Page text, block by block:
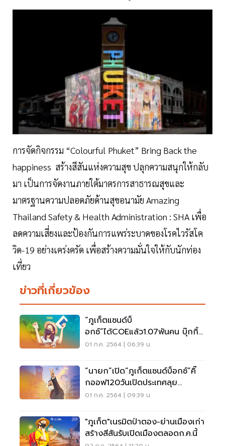
การจัดกิจกรรม “Colourful Phuket” Bring Back the
happiness สร้างสีสันแห่งความสุข ปลุกความสนุกให้กลับ
มา เป็นการจัดงานภายใต้มาตรการสาธารณสุขและ
มาตรฐานความปลอดภัยด้านสุขอนามัย Amazing
Thailand Safety & Health Administration : SHA เพื่อ
ลดความเสี่ยงและป้องกันการแพร่ระบาดของโรคไวรัสโค
วิด-19 อย่างเคร่งครัด เพื่อสร้างความมั่นใจให้กับนักท่อง
เที่ยว
ข่าวที่เกี่ยวข้อง
“ภูเก็ตแซนด์บ็
อกซ์”ได้COEแล้ว1.07พันคน บุ๊กกิ้ง
โรงแรม2.4หมื่นรูมไนท์
01 ก.ค. 2564 | 06:39 น.
“นายก”เปิด“ภูเก็ตแซนด์บ็อกซ์”คิ๊
กออฟ120วันเปิดประเทศลุย
ต่อ9จังหวัด
01 ก.ค. 2564 | 09:39 น.
"ภูเก็ต"เนรมิตป่าตอง-ย่านเมืองเก่า
สร้างสีสันรับเปิดเมืองตลอดก.ค.นี้